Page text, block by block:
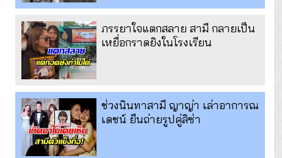
ภรรยาใจแตกสลาย สามี กลายเป็น
เหยื่อกราดยิงในโรงเรียน
ช่วงนินทาสามี ญาญ่า เล่าอาการณ
เดชน์ ยืนถ่ายรูปคู่ลิซ่า